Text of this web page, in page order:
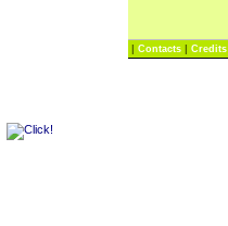
| Contacts | Credits